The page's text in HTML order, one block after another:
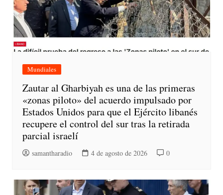
Mundiales
Zautar al Gharbiyah es una de las primeras
«zonas piloto» del acuerdo impulsado por
Estados Unidos para que el Ejército libanés
recupere el control del sur tras la retirada
parcial israelí
samantharadio 4 de agosto de 2026 0